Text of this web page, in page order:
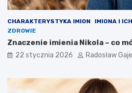
CHARAKTERYSTYKA IMION IMIONA I
ZDROWIE
Znaczenie imienia Nikola – co
22 stycznia 2026 Radosław